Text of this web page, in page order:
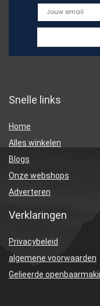
Snelle links
Home
Alles winkelen
Blogs
Onze webshops
Adverteren
Verklaringen
Privacybeleid
algemene voorwaarden
Gelieerde